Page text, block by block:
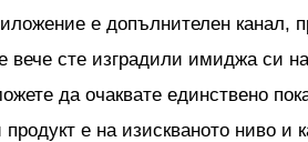
е допълнителен канал,
вече сте изградили имиджа си
да очаквате единствено
е на изискваното ниво и